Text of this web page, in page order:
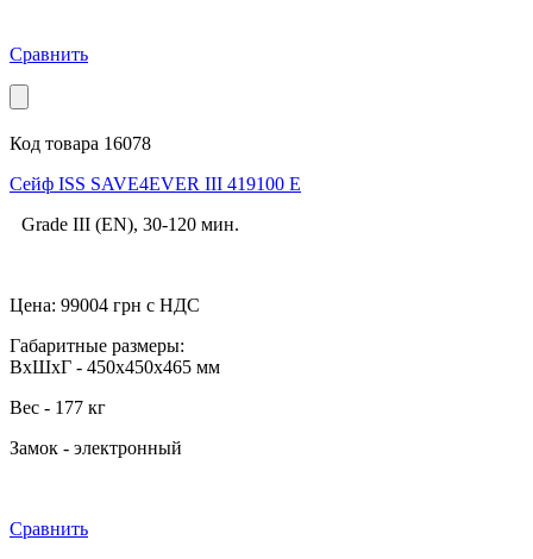
Сравнить
Код товара 16078
Сейф ISS SAVE4EVER III 419100 E
Grade III (EN), 30-120 мин.
Цена: 99004 грн с НДС
Габаритные размеры:
ВхШхГ - 450x450x465 мм
Вес - 177 кг
Замок - электронный
Сравнить